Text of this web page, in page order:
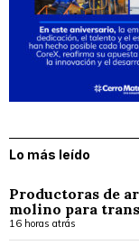
Lo más leído
Productoras de
molino para
16 horas atrás